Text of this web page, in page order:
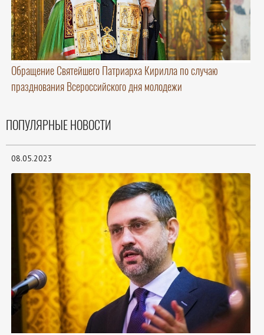
Обращение Святейшего Патриарха Кирилла по случаю
празднования Всероссийского дня молодежи
ПОПУЛЯРНЫЕ НОВОСТИ
08.05.2023